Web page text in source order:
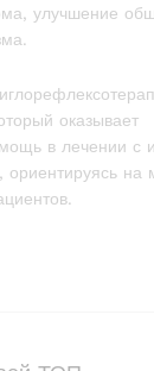
улучшение
оказывает
в лечении с
ориентируясь на